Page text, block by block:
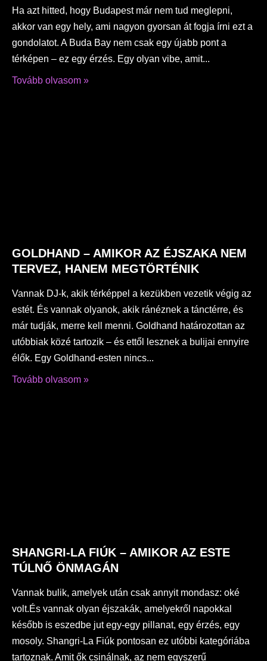
Ha azt hitted, hogy Budapest már nem tud meglepni,
akkor van egy hely, ami nagyon gyorsan át fogja írni ezt a
gondolatot. A Buda Bay nem csak egy újabb pont a
térképen – ez egy érzés. Egy olyan vibe, amit
Tovább olvasom »
GOLDHAND – AMIKOR AZ ÉJSZAKA NEM
TERVEZ, HANEM MEGTÖRTÉNIK
Vannak DJ-k, akik térképpel a kezükben vezetik végig az
estét. És vannak olyanok, akik ránéznek a tánctérre, és
már tudják, merre kell menni. Goldhand határozottan az
utóbbiak közé tartozik – és ettől lesznek a bulijai ennyire
élők. Egy Goldhand-esten nincs
Tovább olvasom »
SHANGRI-LA FIÚK – AMIKOR AZ ESTE
TÚLNŐ ÖNMAGÁN
Vannak bulik, amelyek után csak annyit mondasz: oké
volt.És vannak olyan éjszakák, amelyekről napokkal
később is eszedbe jut egy-egy pillanat, egy érzés, egy
mosoly. Shangri-La Fiúk pontosan ez utóbbi kategóriába
tartoznak. Amit ők csinálnak, az nem egyszerű